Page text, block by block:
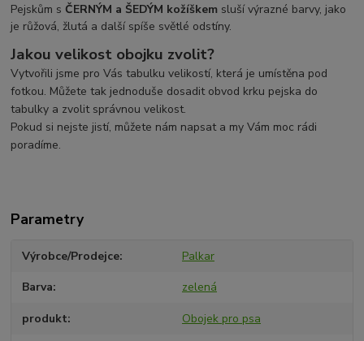
Pejskům s ČERNÝM a ŠEDÝM kožíškem sluší výrazné barvy, jako
je růžová, žlutá a další spíše světlé odstíny.
Jakou velikost obojku zvolit?
Vytvořili jsme pro Vás tabulku velikostí, která je umístěna pod
fotkou. Můžete tak jednoduše dosadit obvod krku pejska do
tabulky a zvolit správnou velikost.
Pokud si nejste jistí, můžete nám napsat a my Vám moc rádi
poradíme.
Parametry
Výrobce/Prodejce Palkar
Barva zelená
produkt Obojek pro psa